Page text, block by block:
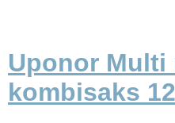
Uponor
kombisaks